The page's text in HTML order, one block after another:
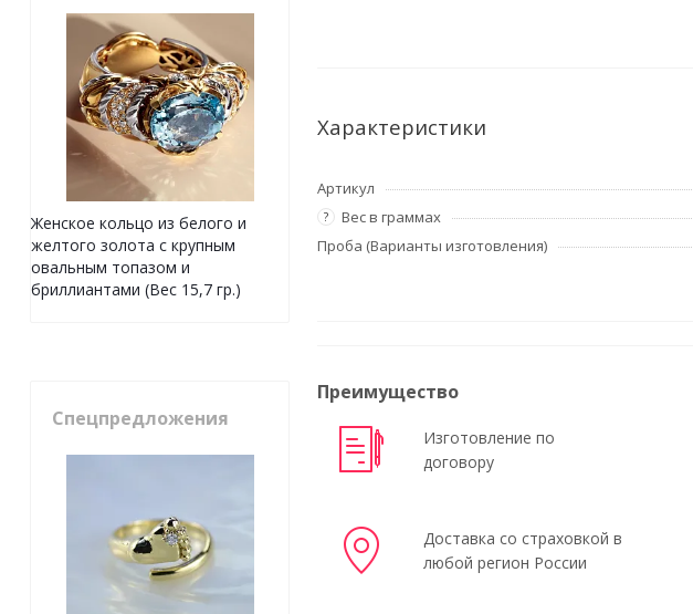
Характеристики
Артикул
? Вес в граммах
Проба (Варианты изготовления)
Преимущество
Изготовление по
договору
Доставка со страховкой в
любой регион России
Женское кольцо из белого и
желтого золота с крупным
овальным топазом и
бриллиантами (Вес 15,7 гр.)
Спецпредложения